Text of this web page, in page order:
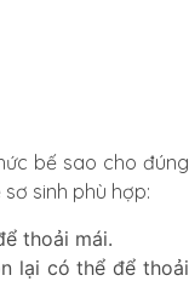
bế sao cho đúng
sinh phù hợp:
thoải mái.
lại có thể để thoải